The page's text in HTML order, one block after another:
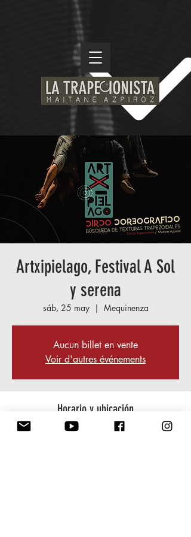
Artxipielago, Festival A Sol
y serena
sáb, 25 may
  |
Mequinenza
Aucun billet en vente
Voir d'autres événements
Horario y ubicación
25 may 2024, 19:00 – 23:00